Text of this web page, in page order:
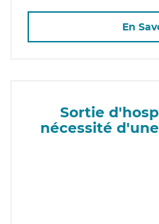
En
Sortie
nécessité